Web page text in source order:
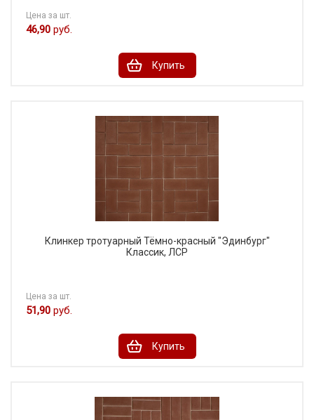
Цена за шт.
46,90 руб.
Купить
Клинкер тротуарный Тёмно-красный "Эдинбург"
Классик, ЛСР
Цена за шт.
51,90 руб.
Купить